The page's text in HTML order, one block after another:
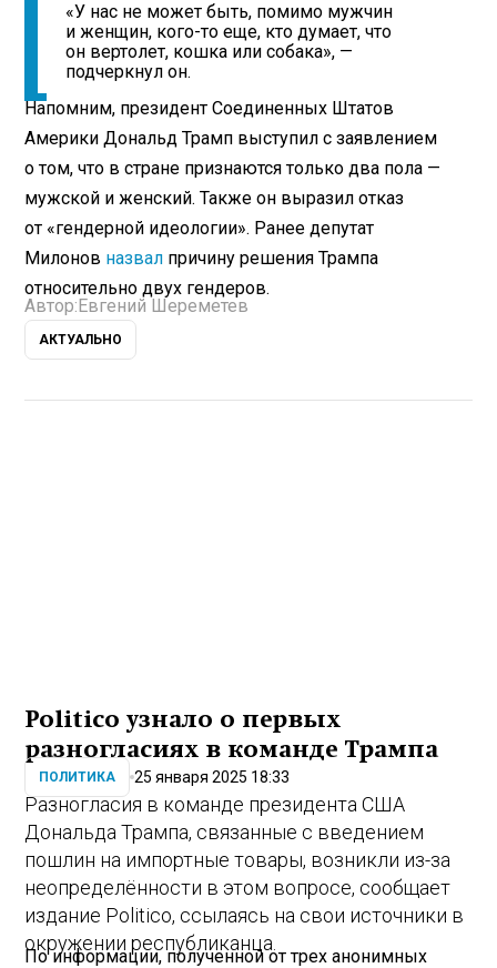
«У нас не может быть, помимо мужчин
и женщин, кого-то еще, кто думает, что
он вертолет, кошка или собака», —
подчеркнул он.
Напомним, президент Соединенных Штатов
Америки Дональд Трамп выступил с заявлением
о том, что в стране признаются только два пола —
мужской и женский. Также он выразил отказ
от «гендерной идеологии». Ранее депутат
Милонов назвал причину решения Трампа
относительно двух гендеров.
Автор: Евгений Шереметев
АКТУАЛЬНО
Politico узнало о первых
разногласиях в команде Трампа
ПОЛИТИКА 25 января 2025 18:33
Разногласия в команде президента США
Дональда Трампа, связанные с введением
пошлин на импортные товары, возникли из-за
неопределённости в этом вопросе, сообщает
издание Politico, ссылаясь на свои источники в
окружении республиканца.
По информации, полученной от трех анонимных